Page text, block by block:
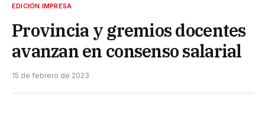
EDICIÓN IMPRESA
Provincia y gremios docentes
avanzan en consenso salarial
15 de febrero de 2023